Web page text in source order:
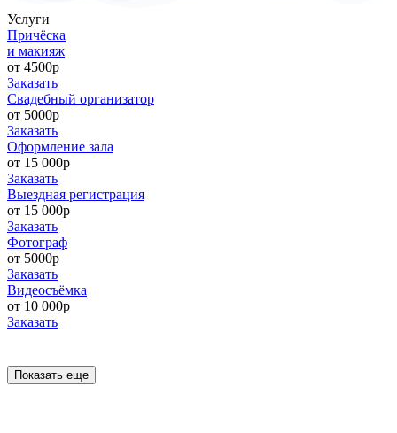
Услуги
Причёска
и макияж
от 4500р
Заказать
Свадебный организатор
от 5000р
Заказать
Оформление зала
от 15 000р
Заказать
Выездная регистрация
от 15 000р
Заказать
Фотограф
от 5000р
Заказать
Видеосъёмка
от 10 000р
Заказать
Показать еще